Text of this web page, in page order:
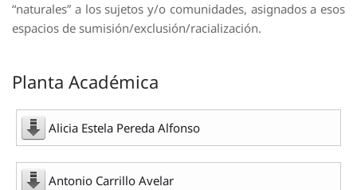
“naturales” a los sujetos y/o comunidades, asignados a esos
espacios de sumisión/exclusión/racialización.
Planta Académica
Alicia Estela Pereda Alfonso
Antonio Carrillo Avelar